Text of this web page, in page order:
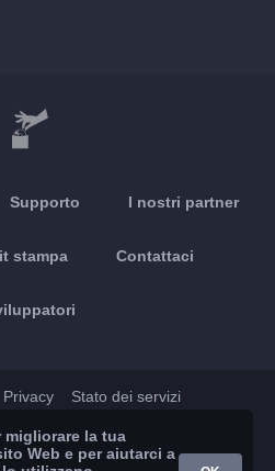
Supporto I nostri partner
stampa Contattaci
Privacy Stato dei servizi
Google Play
migliorare la tua
Web e per aiutarci a